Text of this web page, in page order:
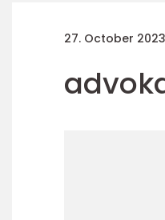
27. October 2023